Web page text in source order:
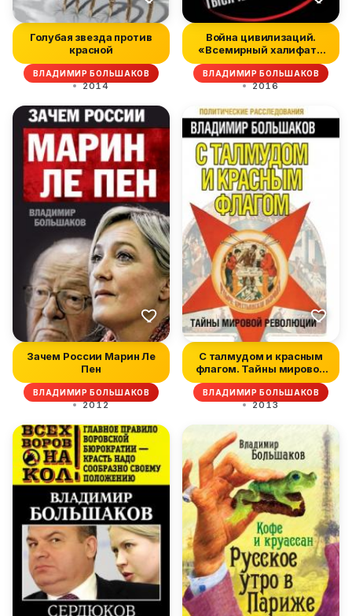
Голубая звезда против
красной
ВЛАДИМИР БОЛЬШАКОВ
2014
Война цивилизаций.
«Всемирный халифат»
вместо «тыс...
ВЛАДИМИР БОЛЬШАКОВ
2016
Зачем России Марин Ле
Пен
ВЛАДИМИР БОЛЬШАКОВ
2012
С талмудом и красным
флагом. Тайны мировой
революц...
ВЛАДИМИР БОЛЬШАКОВ
2013